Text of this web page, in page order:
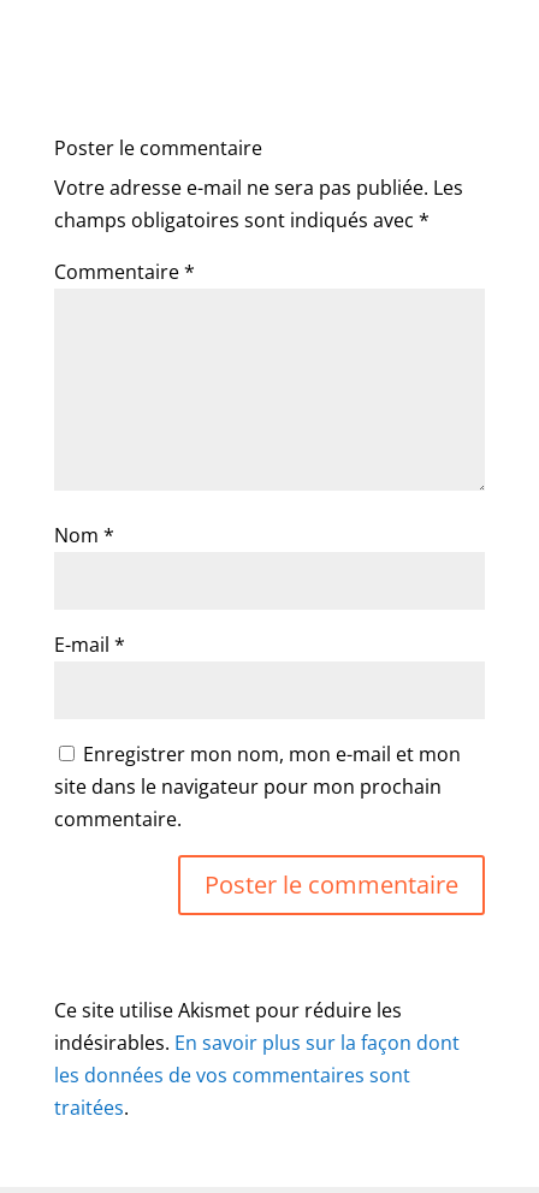
Poster le commentaire
Votre adresse e-mail ne sera pas publiée. Les
champs obligatoires sont indiqués avec *
Commentaire*
Nom *
E-mail *
Enregistrer mon nom, mon e-mail et mon
site dans le navigateur pour mon prochain
commentaire.
Ce site utilise Akismet pour réduire les
indésirables. En savoir plus sur la façon dont
les données de vos commentaires sont
traitées.